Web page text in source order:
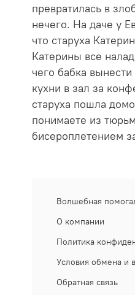
превратилась в
нечего. На даче у
что старуха
Катерины все
чего бабка
кухни в зал за
старуха пошла
понимаете из
бисероплетением
Волшебная
О компании
Политика
Условия обмена и
Обратная связь